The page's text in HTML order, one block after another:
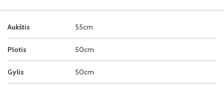
Aukštis 55cm
Plotis 50cm
Gylis 50cm